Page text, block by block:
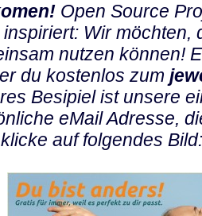
Open Source
Wir möchten,
nutzen können!
du kostenlos zum
Besipiel ist unsere
eMail Adresse,
auf folgendes Bild: